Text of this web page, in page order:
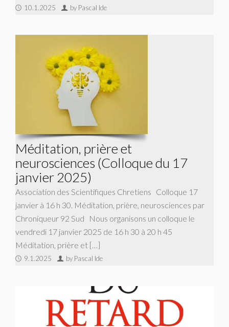
10.1.2025 by Pascal Ide
Méditation, prière et
neurosciences (Colloque du 17
janvier 2025)
Association des Scientifiques Chretiens Colloque 17
janvier à 16 h 30. Méditation, prière, neurosciences par
Chroniqueur 92 Sud Nous organisons un colloque le
vendredi 17 janvier 2025 de 16 h 30 à 20 h 45
Méditation, prière et […]
9.1.2025 by Pascal Ide